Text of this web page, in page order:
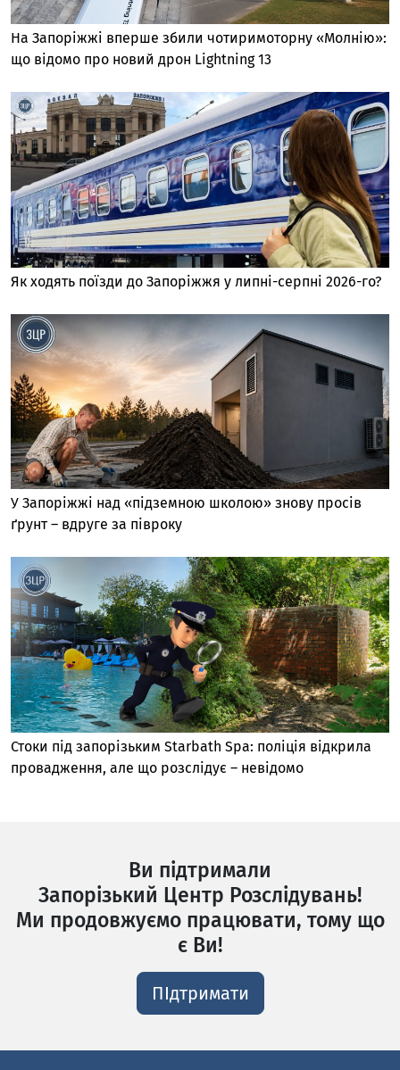
На Запоріжжі вперше збили чотиримоторну «Молнію»:
що відомо про новий дрон Lightning 13
Як ходять поїзди до Запоріжжя у липні-серпні 2026-го?
У Запоріжжі над «підземною школою» знову просів
ґрунт – вдруге за півроку
Стоки під запорізьким Starbath Spa: поліція відкрила
провадження, але що розслідує – невідомо
Ви підтримали
Запорізький Центр Розслідувань!
Ми продовжуємо працювати, тому що
є Ви!
ПІдтримати